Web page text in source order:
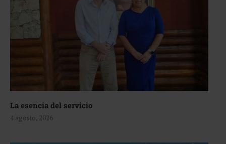
La esencia del servicio
4 agosto, 2026